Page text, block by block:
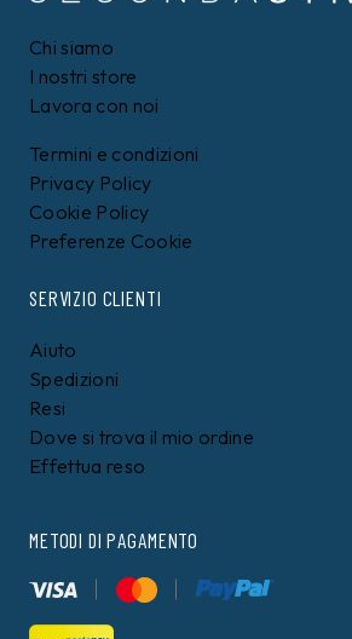
Chi siamo
I nostri store
Lavora con noi
Termini e condizioni
Privacy Policy
Cookie Policy
Preferenze Cookie
SERVIZIO CLIENTI
Aiuto
Spedizioni
Resi
Dove si trova il mio ordine
Effettua reso
METODI DI PAGAMENTO